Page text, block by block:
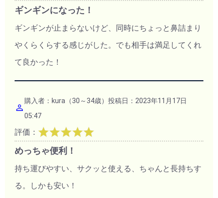
ギンギンになった！
ギンギンが止まらないけど、同時にちょっと鼻詰まり
やくらくらする感じがした。でも相手は満足してくれ
て良かった！
購入者：kura（30～34歳）投稿日：2023年11月17日
05:47
評価：
めっちゃ便利！
持ち運びやすい、サクッと使える、ちゃんと長持ちす
る。しかも安い！